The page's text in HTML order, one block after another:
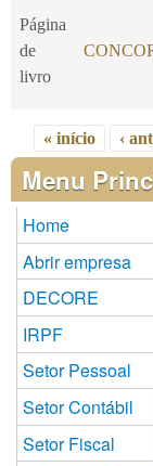
Página
de
livro
Páginas
« início ‹
Menu
Home
Abrir empresa
DECORE
IRPF
Setor Pessoal
Setor Contábil
Setor Fiscal